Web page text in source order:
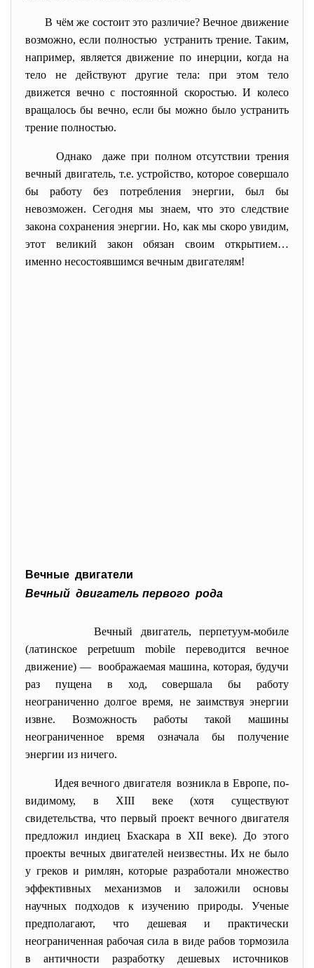
В чём же состоит это различие? Вечное движение
возможно, если полностью устранить трение. Таким,
например, является движение по инерции, когда на
тело не действуют другие тела: при этом тело
движется вечно с постоянной скоростью. И колесо
вращалось бы вечно, если бы можно было устранить
трение полностью.
Однако даже при полном отсутствии трения
вечный двигатель, т.е. устройство, которое совершало
бы работу без потребления энергии, был бы
невозможен. Сегодня мы знаем, что это следствие
закона сохранения энергии. Но, как мы скоро увидим,
этот великий закон обязан своим открытием…
именно несостоявшимся вечным двигателям!
Вечные двигатели
Вечный двигатель первого рода
Вечный двигатель, перпетуум-мобиле
(латинское perpetuum mobile переводится вечное
движение) — воображаемая машина, которая, будучи
раз пущена в ход, совершала бы работу
неограниченно долгое время, не заимствуя энергии
извне. Возможность работы такой машины
неограниченное время означала бы получение
энергии из ничего.
Идея вечного двигателя возникла в Европе, по-
видимому, в XIII веке (хотя существуют
свидетельства, что первый проект вечного двигателя
предложил индиец Бхаскара в XII веке). До этого
проекты вечных двигателей неизвестны. Их не было
у греков и римлян, которые разработали множество
эффективных механизмов и заложили основы
научных подходов к изучению природы. Ученые
предполагают, что дешевая и практически
неограниченная рабочая сила в виде рабов тормозила
в античности разработку дешевых источников